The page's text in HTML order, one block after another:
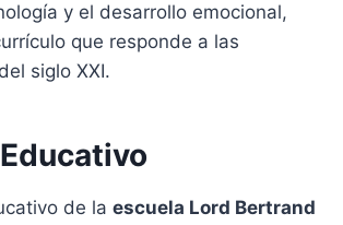
y el desarrollo emocional,
que responde a las
siglo XXI.
de la escuela Lord Bertrand